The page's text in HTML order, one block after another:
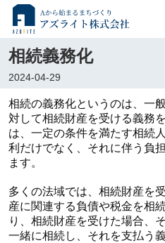
相続義務化
2024-04-29
相続の義務化というのは、一
対して相続財産を受ける義務
は、一定の条件を満たす相続
利だけでなく、それに伴う負
ます。
多くの法域では、相続財産を
産に関連する負債や税金を相
り、相続財産を受けた場合、
一緒に相続し、それを支払う